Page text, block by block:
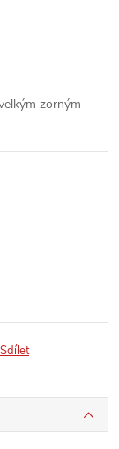
zorným
Sdílet